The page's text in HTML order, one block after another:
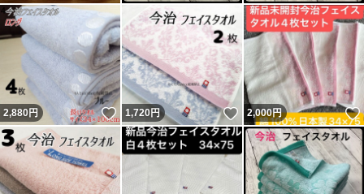
2,880円 いいね！
1,720円 いいね！
2,000円